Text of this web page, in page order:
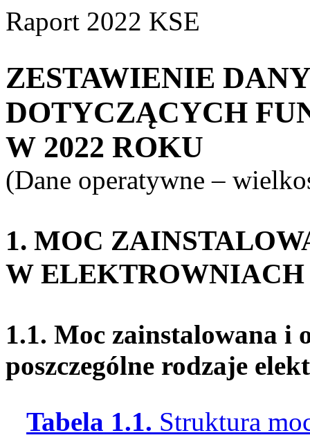
Raport 2022 KSE
ZESTAWIENIE
DOTYCZĄCYCH
W 2022 ROKU
(Dane operatywne –
1. MOC
W
1.1. Moc zainstalowana i
poszczególne rodzaje
Tabela 1.1. Struktura